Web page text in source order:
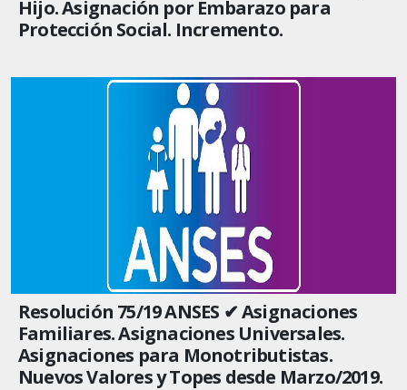
Hijo. Asignación por Embarazo para
Protección Social. Incremento.
Resolución 75/19 ANSES ✔ Asignaciones
Familiares. Asignaciones Universales.
Asignaciones para Monotributistas.
Nuevos Valores y Topes desde Marzo/2019.